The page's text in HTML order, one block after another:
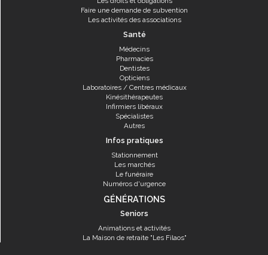
Faire une demande de subvention
Les activités des associations
Santé
Médecins
Pharmacies
Dentistes
Opticiens
Laboratoires / Centres médicaux
Kinésithérapeutes
Infirmiers libéraux
Spécialistes
Autres
Infos pratiques
Stationnement
Les marchés
Le funéraire
Numéros d'urgence
GÉNÉRATIONS
Seniors
Animations et activités
La Maison de retraite "Les Filaos"